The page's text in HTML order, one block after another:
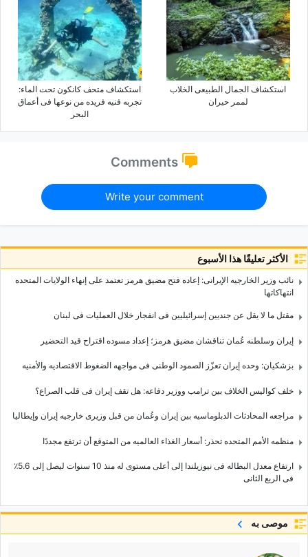
استکشاف الجمال الطبیعی الخلاب
لممر حیران
استکشاف متحف کانکون تحت الماء:
تجربه فنیه فریده من نوعها فی أعماق
البحر
Comments
Write your comment
الأكثر تعليقًا هذا الأسبوع
نائب وزیر الخارجیه الإیرانی: إعاده فتح مضیق هرمز تعتمد على إنهاء الولایات المتحده
انتهاکاتها
مقتل ما لا یقل عن جندیین إسرائیلیین فی انفجار خلال العملیات فی لبنان
إیران وسلطنه عُمان تناقشان مضیق هرمز؛ إعداد مسوده اقتراح قید التحضیر
بزشکیان: وحده إیران تعزّز الصمود الوطنی فی مواجهه الضغوط الاقتصادیه والأمنیه
خلف کوالیس الخلاف بین ترامب ووزیر دفاعه: هل تقف إیران فی قلب الصراع؟
مراجعه المحادثات الدبلوماسیه بین إیران وعُمان من قبل وزیری خارجیه إیران وإیطالیا
منظمه الأمم المتحده تحذر: أسعار الغذاء العالمیه من المتوقع أن ترتفع مجددًا
ارتفاع معدل البطاله فی نیوزیلندا إلى أعلى مستوى له منذ 10 سنوات لیصل إلى 5.6٪
فی الربع الثانی
موصى به